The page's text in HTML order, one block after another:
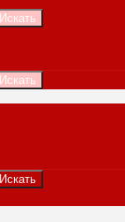
Искать
Искать
Искать